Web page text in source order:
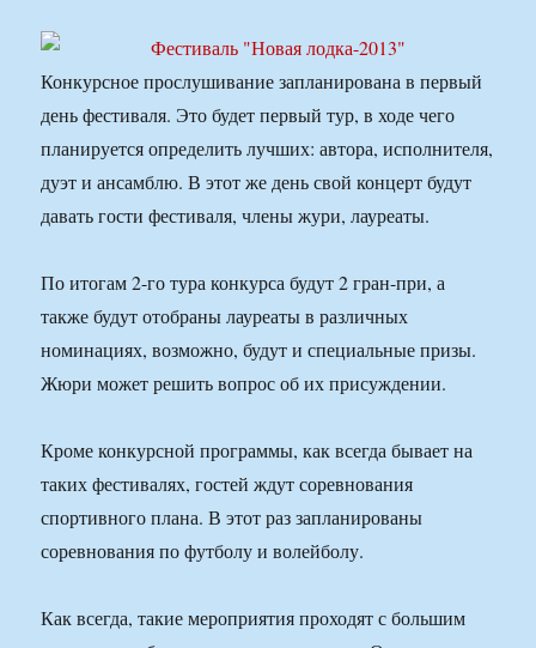
Конкурсное прослушивание запланирована в первый
день фестиваля. Это будет первый тур, в ходе чего
планируется определить лучших: автора, исполнителя,
дуэт и ансамблю. В этот же день свой концерт будут
давать гости фестиваля, члены жури, лауреаты.
По итогам 2-го тура конкурса будут 2 гран-при, а
также будут отобраны лауреаты в различных
номинациях, возможно, будут и специальные призы.
Жюри может решить вопрос об их присуждении.
Кроме конкурсной программы, как всегда бывает на
таких фестивалях, гостей ждут соревнования
спортивного плана. В этот раз запланированы
соревнования по футболу и волейболу.
Как всегда, такие мероприятия проходят с большим